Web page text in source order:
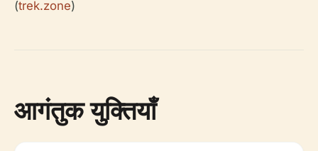
(trek.zone)
आगंतुक युक्तियाँ